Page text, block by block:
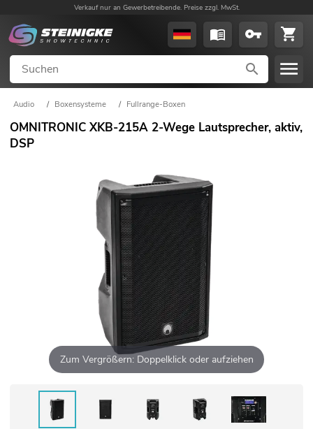
Verkauf nur an Gewerbetreibende. Preise zzgl. MwSt.
Audio / Boxensysteme / Fullrange-Boxen
OMNITRONIC XKB-215A 2-Wege Lautsprecher, aktiv,
DSP
Zum Vergrößern: Doppelklick oder aufziehen